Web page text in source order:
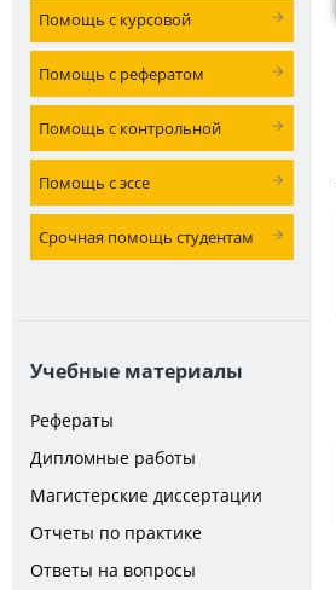
Помощь с курсовой
Помощь с рефератом
Помощь с контрольной
Помощь с эссе
Срочная помощь студентам
Учебные материалы
Рефераты
Дипломные работы
Магистерские диссертации
Отчеты по практике
Ответы на вопросы